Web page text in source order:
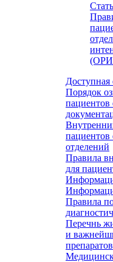
Доступная
Порядок
пациентов
пациентов
отделений
Правила
для
Правила
Перечнь
и
препаратов